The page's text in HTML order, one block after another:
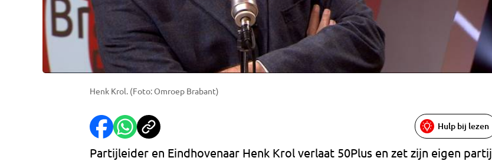
Henk Krol. (Foto: Omroep Brabant)
Hulp bij lezen
Partijleider en Eindhovenaar Henk Krol verlaat 50Plus en zet zijn eigen partij